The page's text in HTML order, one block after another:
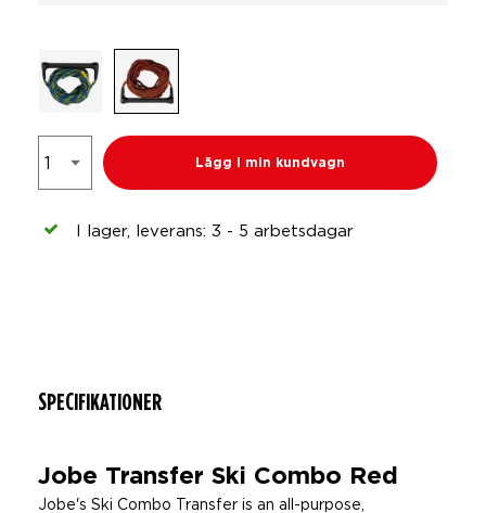
Lägg i min kundvagn
I lager, leverans: 3 - 5 arbetsdagar
SPECIFIKATIONER
Jobe Transfer Ski Combo Red
Jobe's Ski Combo Transfer is an all-purpose,